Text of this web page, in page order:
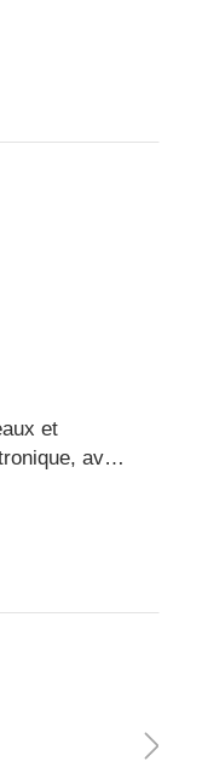
et
avec
et pompe de